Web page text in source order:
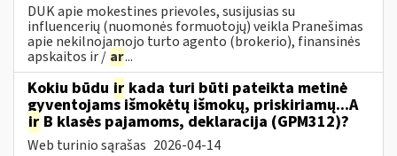
DUK apie mokestines prievoles, susijusias su
influencerių (nuomonės formuotojų) veikla Pranešimas
apie nekilnojamojo turto agento (brokerio), finansinės
apskaitos ir / ar...
Kokiu būdu ir kada turi būti pateikta metinė
gyventojams išmokėtų išmokų, priskiriamų...A
ir B klasės pajamoms, deklaracija (GPM312)?
Web turinio sąrašas 2026-04-14